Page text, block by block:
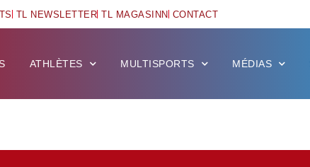
TL NEWSLETTER TL MAGASINN CONTACT
ATHLÈTES MULTISPORTS MÉDIAS